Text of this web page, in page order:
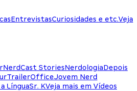
EntrevistasCuriosidades e etc.Veja
NerdCast StoriesNerdologiaDepois
TrailerOfficeJovem Nerd
LínguaSr. KVeja mais em Vídeos